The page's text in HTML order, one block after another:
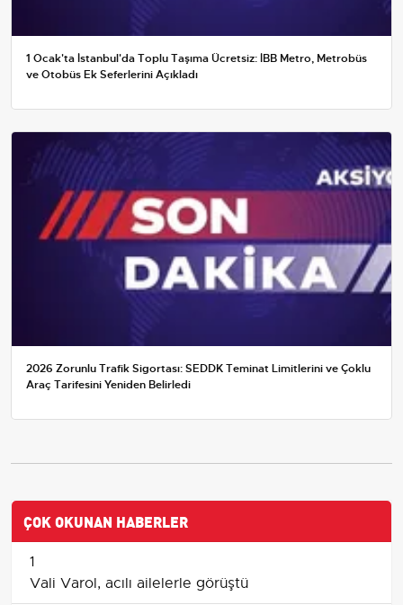
1 Ocak'ta İstanbul'da Toplu Taşıma Ücretsiz: İBB Metro, Metrobüs
ve Otobüs Ek Seferlerini Açıkladı
2026 Zorunlu Trafik Sigortası: SEDDK Teminat Limitlerini ve Çoklu
Araç Tarifesini Yeniden Belirledi
ÇOK OKUNAN HABERLER
1
Vali Varol, acılı ailelerle görüştü